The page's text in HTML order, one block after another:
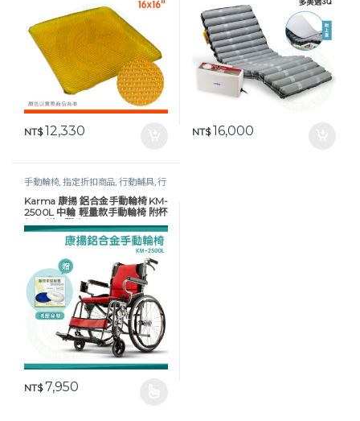
NT$12,330 NT$16,000
手動輪椅,指定折扣商品,行動輔具,行
動輔具
輪椅,長照專區
Karma 康揚 鋁合金手動輪椅 KM-
2500L 中輪 輕量款手動輪椅 附杯
架 加贈乳膠座墊
NT$7,950